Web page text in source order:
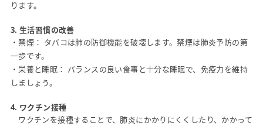
ります。
3. 生活習慣の改善
・禁煙： タバコは肺の防御機能を破壊します。禁煙は肺炎予防の第
一歩です。
・栄養と睡眠： バランスの良い食事と十分な睡眠で、免疫力を維持
しましょう。
4. ワクチン接種
ワクチンを接種することで、肺炎にかかりにくくしたり、かかって